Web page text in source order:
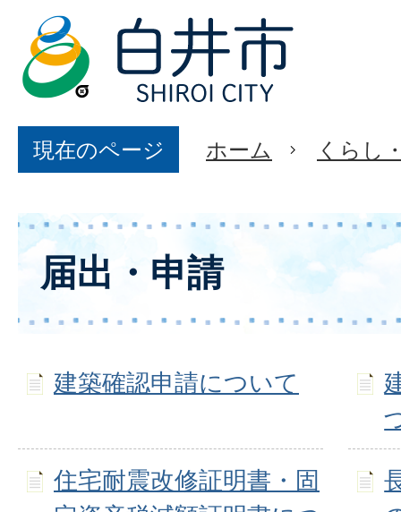
現在のページ ホーム くらし
届出・申請
建築確認申請について
住宅耐震改修証明書・固